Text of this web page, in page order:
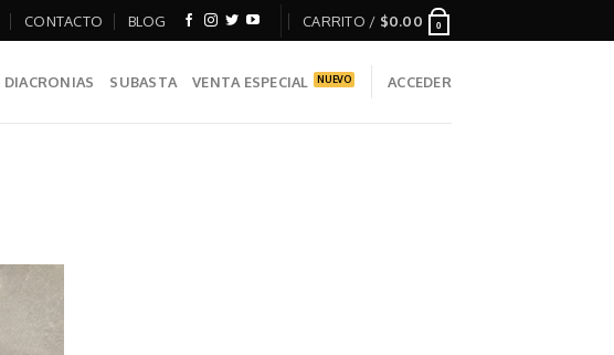
CONTACTO BLOG CARRITO / $0.00 0
DIACRONIAS SUBASTA VENTA ESPECIAL ACCEDER